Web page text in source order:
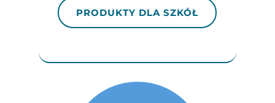
PRODUKTY DLA SZKÓŁ